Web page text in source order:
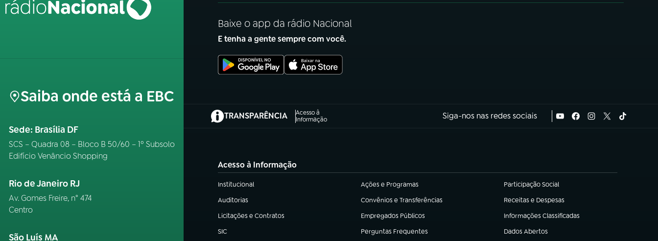
Saiba onde está a EBC
Sede: Brasília DF
SCS – Quadra 08 – Bloco B 50/60 – 1º Subsolo
Edifício Venâncio Shopping
Rio de Janeiro RJ
Av. Gomes Freire, n° 474
Centro
São Luís MA
Baixe o app da rádio Nacional
E tenha a gente sempre com você.
TRANSPARÊNCIA
Acesso à
Informação
(abre em nova aba) Siga-nos nas redes sociais
Acesso à Informação
Institucional
(abre em nova aba) Ações e Programas
(abre em nova aba) Participação Social
(abre em nova aba)
Auditorias
(abre em nova aba) Convênios e Transferências
(abre em nova aba) Receitas e Despesas
(abre em nova aba)
Licitações e Contratos
(abre em nova aba) Empregados Públicos
(abre em nova aba) Informações Classificadas
(abre em nova aba)
SIC
(abre em nova aba) Perguntas Frequentes
(abre em nova aba) Dados Abertos
(abre em nova aba)